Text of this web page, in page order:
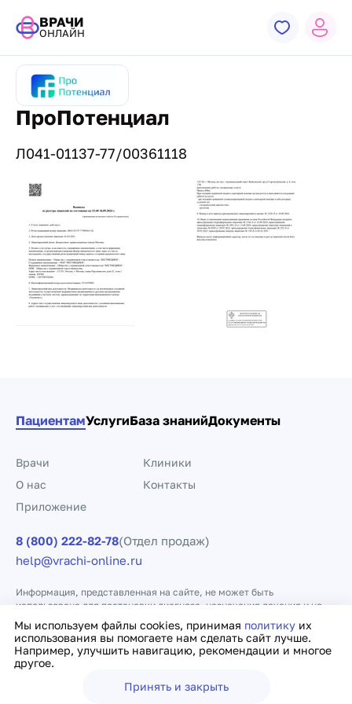
ВРАЧИ
ОНЛАЙН
ПроПотенциал
Л041-01137-77/00361118
Лицензии и сертификаты
Мы используем файлы cookies, принимая политику их
использования вы помогаете нам сделать сайт лучше.
Например, улучшить навигацию, рекомендации и многое
другое.
Принять и закрыть
ПациентамУслугиБаза знанийДокументы
Врачи
Клиники
О нас
Контакты
Приложение
8 (800) 222-82-78(Отдел продаж)
help@vrachi-online.ru
Информация, представленная на сайте, не может быть
использована для постановки диагноза, назначения лечения и не
заменяет прием врача.
Политика конфиденциальности Договор оферты